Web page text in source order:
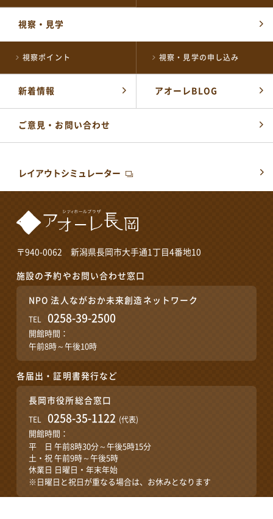
〒940-0062 新潟県長岡市大手通1丁目4番地10
施設の予約やお問い合わせ窓口
NPO 法人ながおか未来創造ネットワーク
TEL 0258-39-2500
開館時間：
午前8時～午後10時
各届出・証明書発行など
長岡市役所総合窓口
TEL 0258-35-1122 (代表)
開館時間：
平 日 午前8時30分～午後5時15分
土・祝 午前9時～午後5時
休業日 日曜日・年末年始
※日曜日と祝日が重なる場合は、お休みとなります
視察・見学
視察ポイント 視察・見学の申し込み
新着情報 アオーレBLOG
ご意見・お問い合わせ
レイアウトシミュレーター